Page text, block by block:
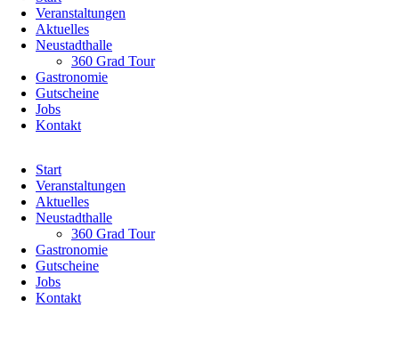
Veranstaltungen
Aktuelles
Neustadthalle
360 Grad Tour
Gastronomie
Gutscheine
Jobs
Kontakt
überspringen
Start
Veranstaltungen
Aktuelles
Neustadthalle
360 Grad Tour
Gastronomie
Gutscheine
Jobs
Kontakt